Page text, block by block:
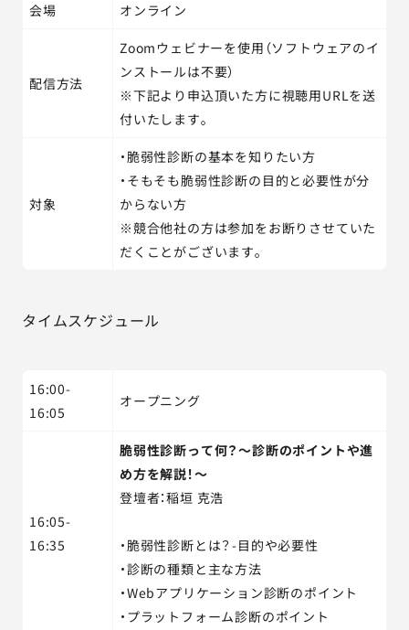
会場 オンライン
配信方法
Zoomウェビナーを使用（ソフトウェアのイ
ンストールは不要）
※下記より申込頂いた方に視聴用URLを送
付いたします。
対象
・脆弱性診断の基本を知りたい方
・そもそも脆弱性診断の目的と必要性が分
からない方
※競合他社の方は参加をお断りさせていた
だくことがございます。
タイムスケジュール
16:00-
16:05
オープニング
16:05-
16:35
脆弱性診断って何？～診断のポイントや進
め方を解説！～
登壇者：稲垣 克浩
・脆弱性診断とは？-目的や必要性
・診断の種類と主な方法
・Webアプリケーション診断のポイント
・プラットフォーム診断のポイント